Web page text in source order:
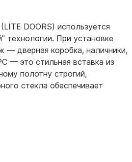
DOORS) используется
технологии. При установке
— дверная коробка, наличники,
— это стильная вставка из
полотну строгий,
стекла обеспечивает